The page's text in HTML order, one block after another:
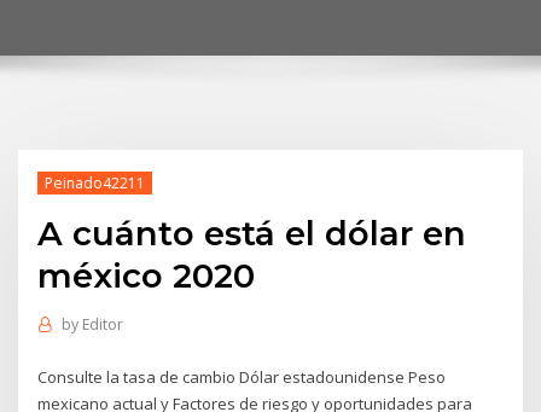
Peinado42211
A cuánto está el dólar en
méxico 2020
by Editor
Consulte la tasa de cambio Dólar estadounidense Peso
mexicano actual y Factores de riesgo y oportunidades para